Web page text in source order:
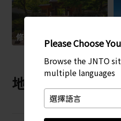
Please Choose
Browse the JNTO
multiple languages
修禪寺
地方特產